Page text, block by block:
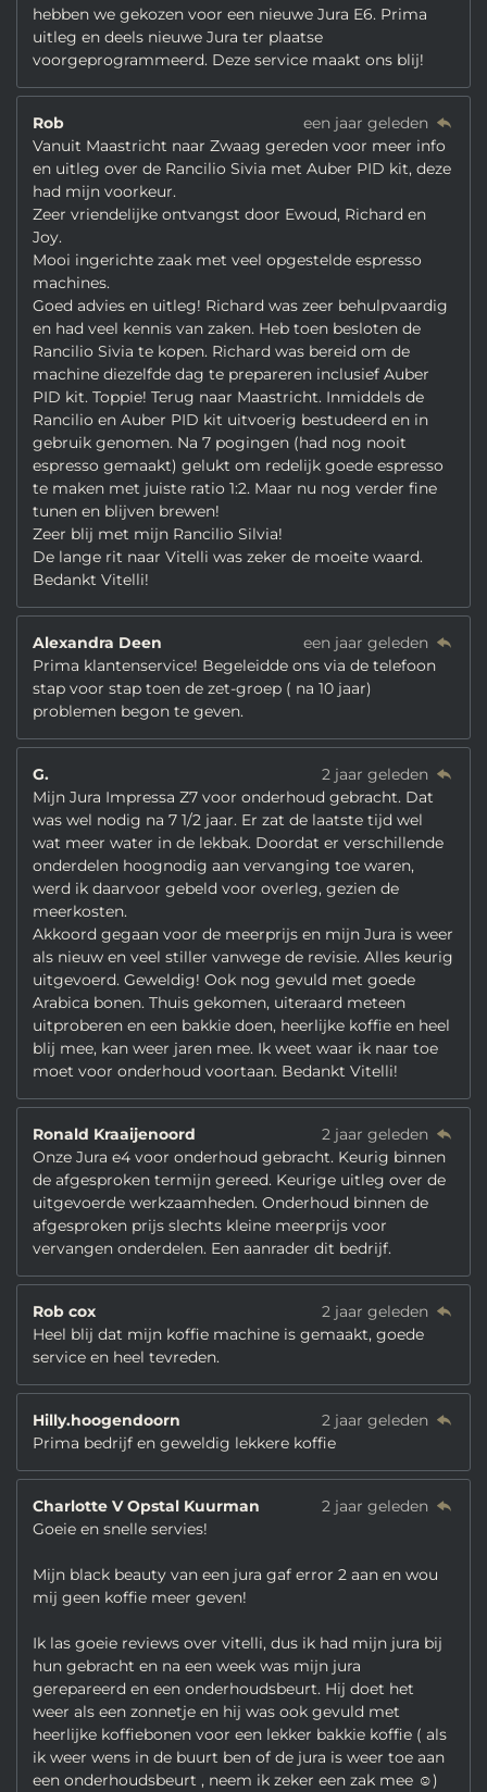
hebben we gekozen voor een nieuwe Jura E6. Prima
uitleg en deels nieuwe Jura ter plaatse
voorgeprogrammeerd. Deze service maakt ons blij!
Rob
een jaar geleden
Vanuit Maastricht naar Zwaag gereden voor meer info
en uitleg over de Rancilio Sivia met Auber PID kit, deze
had mijn voorkeur.
Zeer vriendelijke ontvangst door Ewoud, Richard en
Joy.
Mooi ingerichte zaak met veel opgestelde espresso
machines.
Goed advies en uitleg! Richard was zeer behulpvaardig
en had veel kennis van zaken. Heb toen besloten de
Rancilio Sivia te kopen. Richard was bereid om de
machine diezelfde dag te prepareren inclusief Auber
PID kit. Toppie! Terug naar Maastricht. Inmiddels de
Rancilio en Auber PID kit uitvoerig bestudeerd en in
gebruik genomen. Na 7 pogingen (had nog nooit
espresso gemaakt) gelukt om redelijk goede espresso
te maken met juiste ratio 1:2. Maar nu nog verder fine
tunen en blijven brewen!
Zeer blij met mijn Rancilio Silvia!
De lange rit naar Vitelli was zeker de moeite waard.
Bedankt Vitelli!
Alexandra Deen
een jaar geleden
Prima klantenservice! Begeleidde ons via de telefoon
stap voor stap toen de zet-groep ( na 10 jaar)
problemen begon te geven.
G.
2 jaar geleden
Mijn Jura Impressa Z7 voor onderhoud gebracht. Dat
was wel nodig na 7 1/2 jaar. Er zat de laatste tijd wel
wat meer water in de lekbak. Doordat er verschillende
onderdelen hoognodig aan vervanging toe waren,
werd ik daarvoor gebeld voor overleg, gezien de
meerkosten.
Akkoord gegaan voor de meerprijs en mijn Jura is weer
als nieuw en veel stiller vanwege de revisie. Alles keurig
uitgevoerd. Geweldig! Ook nog gevuld met goede
Arabica bonen. Thuis gekomen, uiteraard meteen
uitproberen en een bakkie doen, heerlijke koffie en heel
blij mee, kan weer jaren mee. Ik weet waar ik naar toe
moet voor onderhoud voortaan. Bedankt Vitelli!
Ronald Kraaijenoord
2 jaar geleden
Onze Jura e4 voor onderhoud gebracht. Keurig binnen
de afgesproken termijn gereed. Keurige uitleg over de
uitgevoerde werkzaamheden. Onderhoud binnen de
afgesproken prijs slechts kleine meerprijs voor
vervangen onderdelen. Een aanrader dit bedrijf.
Rob cox
2 jaar geleden
Heel blij dat mijn koffie machine is gemaakt, goede
service en heel tevreden.
Hilly.hoogendoorn
2 jaar geleden
Prima bedrijf en geweldig lekkere koffie
Charlotte V Opstal Kuurman
2 jaar geleden
Goeie en snelle servies!
Mijn black beauty van een jura gaf error 2 aan en wou
mij geen koffie meer geven!
Ik las goeie reviews over vitelli, dus ik had mijn jura bij
hun gebracht en na een week was mijn jura
gerepareerd en een onderhoudsbeurt. Hij doet het
weer als een zonnetje en hij was ook gevuld met
heerlijke koffiebonen voor een lekker bakkie koffie ( als
ik weer wens in de buurt ben of de jura is weer toe aan
een onderhoudsbeurt , neem ik zeker een zak mee ☺️)